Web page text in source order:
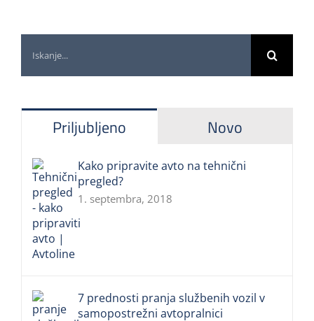
Priljubljeno Novo
Kako pripravite avto na tehnični
pregled?
1. septembra, 2018
7 prednosti pranja službenih vozil v
samopostrežni avtopralnici